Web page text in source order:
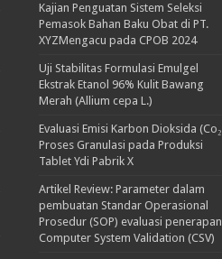
Kajian Penguatan Sistem Seleksi
Pemasok Bahan Baku Obat di PT.
XYZMengacu pada CPOB 2024
Uji Stabilitas Formulasi Emulgel
Ekstrak Etanol 96% Kulit Bawang
Merah (Allium cepa L.)
Evaluasi Emisi Karbon Dioksida
Proses Granulasi pada Produksi
Tablet Ydi Pabrik X
Artikel Review: Parameter dalam
pembuatan Standar Operasional
Prosedur (SOP) evaluasi penerapan
Computer System Validation (CSV)